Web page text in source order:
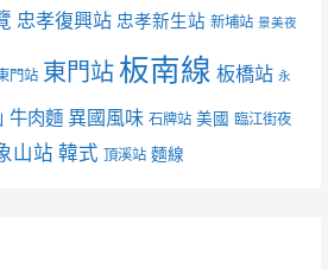
忠孝復興站 忠孝新生站 新埔站 景美夜
門站 東門站板南線 板橋站 永
牛肉麵 異國風味 石牌站 美國 臨江街夜
山站 韓式 頂溪站 麵線